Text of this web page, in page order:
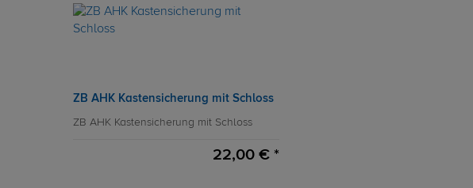
ZB AHK Kastensicherung mit Schloss
ZB AHK Kastensicherung mit Schloss
22,00 € *